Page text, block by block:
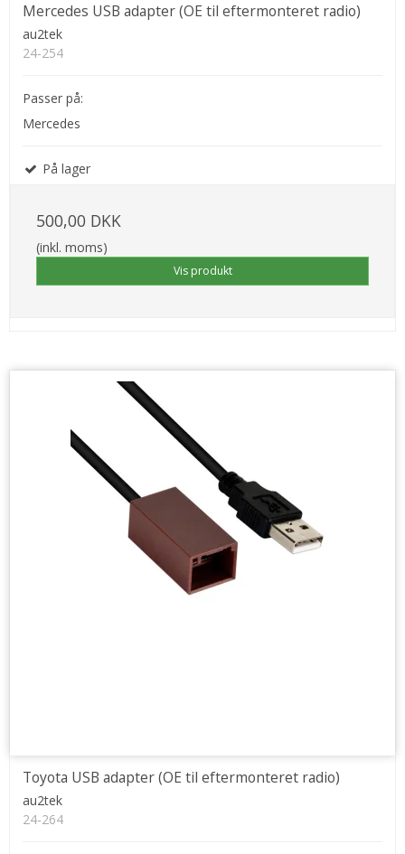
Mercedes USB adapter (OE til eftermonteret radio)
au2tek
24-254
Passer på:
Mercedes
På lager
500,00 DKK
(inkl. moms)
Vis produkt
Toyota USB adapter (OE til eftermonteret radio)
au2tek
24-264